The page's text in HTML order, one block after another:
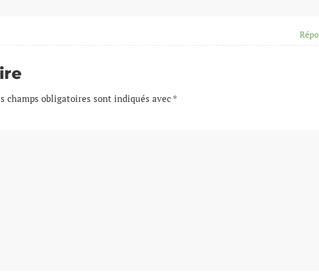
champs obligatoires sont indiqués avec *